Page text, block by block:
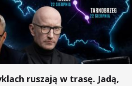
ruszają w trasę. Jadą,